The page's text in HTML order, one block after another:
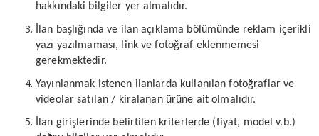
hakkındaki bilgiler yer almalıdır.
İlan başlığında ve ilan açıklama bölümünde reklam içerikli
yazı yazılmaması, link ve fotoğraf eklenmemesi
gerekmektedir.
Yayınlanmak istenen ilanlarda kullanılan fotoğraflar ve
videolar satılan / kiralanan ürüne ait olmalıdır.
İlan girişlerinde belirtilen kriterlerde (fiyat, model v.b.)